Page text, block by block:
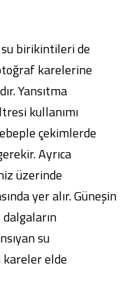
su birikintileri de
karelerine
Yansıtma
kullanımı
çekimlerde
Ayrıca
üzerinde
yer alır. Güneşin
su
kareler elde